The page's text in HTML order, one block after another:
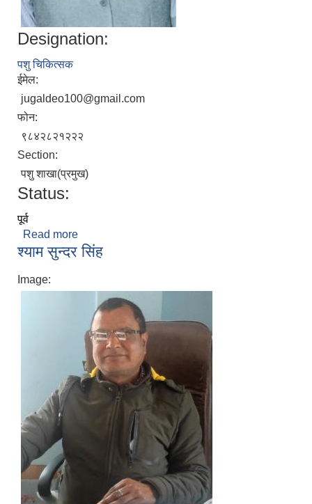
Designation:
पशु चिकित्सक
ईमेल:
jugaldeo100@gmail.com
फोन:
९८४२८२१२२२
Section:
पशु शाखा(प्रमुख)
Status:
पूर्व
Read more
श्याम सुन्दर सिंह
Image: